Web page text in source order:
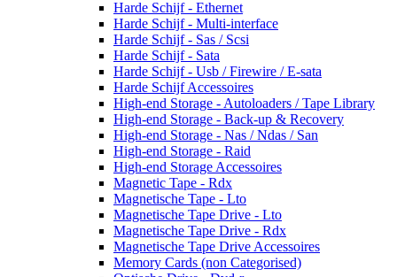
Harde Schijf - Ethernet
Harde Schijf - Multi-interface
Harde Schijf - Sas / Scsi
Harde Schijf - Sata
Harde Schijf - Usb / Firewire / E-sata
Harde Schijf Accessoires
High-end Storage - Autoloaders / Tape Library
High-end Storage - Back-up & Recovery
High-end Storage - Nas / Ndas / San
High-end Storage - Raid
High-end Storage Accessoires
Magnetic Tape - Rdx
Magnetische Tape - Lto
Magnetische Tape Drive - Lto
Magnetische Tape Drive - Rdx
Magnetische Tape Drive Accessoires
Memory Cards (non Categorised)